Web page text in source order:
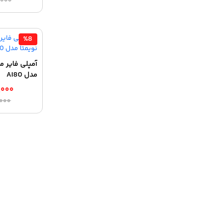
%8
آمپلی فایر
مدل AI80